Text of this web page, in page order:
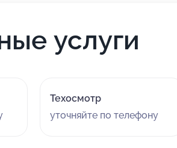
услуги
Техосмотр
уточняйте по телефону